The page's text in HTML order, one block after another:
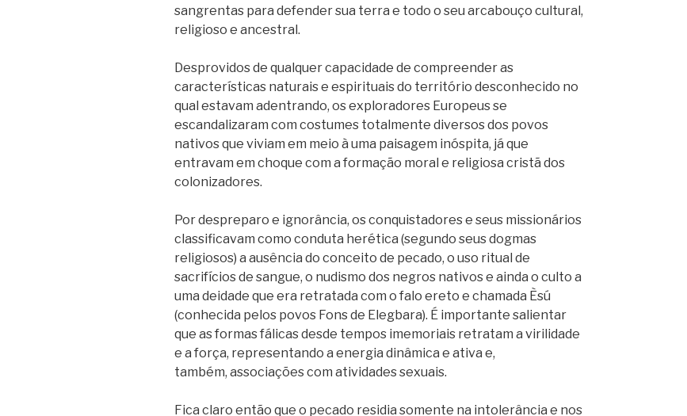
sangrentas para defender sua terra e todo o seu arcabouço cultural,
religioso e ancestral.
Desprovidos de qualquer capacidade de compreender as
características naturais e espirituais do território desconhecido no
qual estavam adentrando, os exploradores Europeus se
escandalizaram com costumes totalmente diversos dos povos
nativos que viviam em meio à uma paisagem inóspita, já que
entravam em choque com a formação moral e religiosa cristã dos
colonizadores.
Por despreparo e ignorância, os conquistadores e seus missionários
classificavam como conduta herética (segundo seus dogmas
religiosos) a ausência do conceito de pecado, o uso ritual de
sacrifícios de sangue, o nudismo dos negros nativos e ainda o culto a
uma deidade que era retratada com o falo ereto e chamada Èsú
(conhecida pelos povos Fons de Elegbara). É importante salientar
que as formas fálicas desde tempos imemoriais retratam a virilidade
e a força, representando a energia dinâmica e ativa e,
também, associações com atividades sexuais.
Fica claro então que o pecado residia somente na intolerância e nos